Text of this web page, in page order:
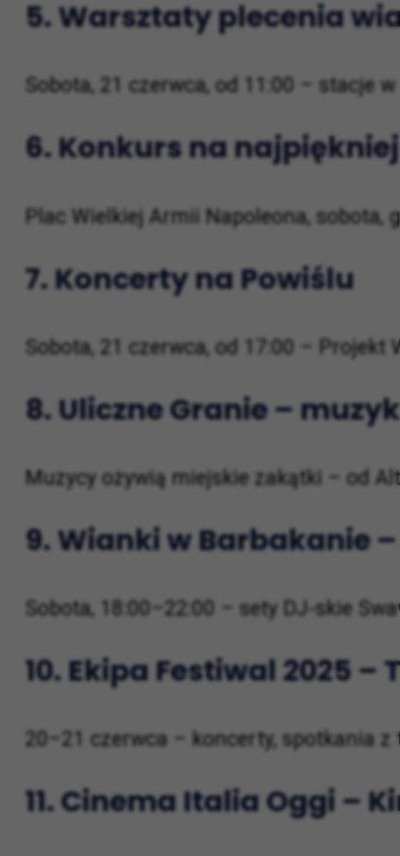
5.Warsztaty plecenia
Sobota, 21 czerwca, od 11:00 – stacje
6.Konkurs na
Plac Wielkiej Armii Napoleona, sobota,
7.Koncerty na Powiślu
Sobota, 21 czerwca, od 17:00 – Projekt
8.Uliczne Granie –
Muzycy ożywią miejskie zakątki – od
9.Wianki w Barbakanie
Sobota, 18:00–22:00 – sety DJ-skie
10.Ekipa Festiwal 2025 –
20–21 czerwca – koncerty, spotkania
11.Cinema Italia Oggi –